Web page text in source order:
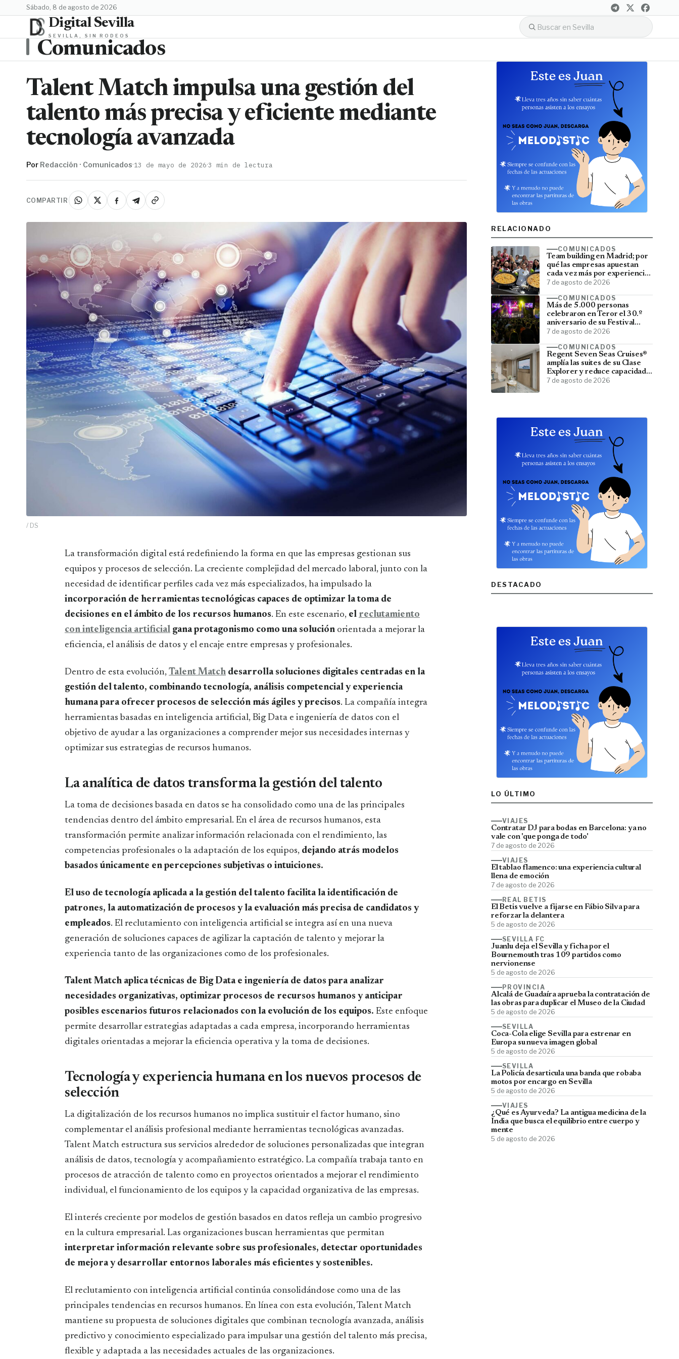
sábado, 8 de agosto de 2026
Digital Sevilla
SEVILLA, SIN RODEOS
Comunicados
Talent Match impulsa una gestión del
talento más precisa y eficiente mediante
tecnología avanzada
Por Redacción · Comunicados·13 de mayo de 2026·3 min de lectura
COMPARTIR
/ DS
La transformación digital está redefiniendo la forma en que las empresas gestionan sus
equipos y procesos de selección. La creciente complejidad del mercado laboral, junto con la
necesidad de identificar perfiles cada vez más especializados, ha impulsado la
incorporación de herramientas tecnológicas capaces de optimizar la toma de
decisiones en el ámbito de los recursos humanos. En este escenario, el reclutamiento
con inteligencia artificial gana protagonismo como una solución orientada a mejorar la
eficiencia, el análisis de datos y el encaje entre empresas y profesionales.
Dentro de esta evolución, Talent Match desarrolla soluciones digitales centradas en la
gestión del talento, combinando tecnología, análisis competencial y experiencia
humana para ofrecer procesos de selección más ágiles y precisos. La compañía integra
herramientas basadas en inteligencia artificial, Big Data e ingeniería de datos con el
objetivo de ayudar a las organizaciones a comprender mejor sus necesidades internas y
optimizar sus estrategias de recursos humanos.
La analítica de datos transforma la gestión del talento
La toma de decisiones basada en datos se ha consolidado como una de las principales
tendencias dentro del ámbito empresarial. En el área de recursos humanos, esta
transformación permite analizar información relacionada con el rendimiento, las
competencias profesionales o la adaptación de los equipos, dejando atrás modelos
basados únicamente en percepciones subjetivas o intuiciones.
El uso de tecnología aplicada a la gestión del talento facilita la identificación de
patrones, la automatización de procesos y la evaluación más precisa de candidatos y
empleados. El reclutamiento con inteligencia artificial se integra así en una nueva
generación de soluciones capaces de agilizar la captación de talento y mejorar la
experiencia tanto de las organizaciones como de los profesionales.
Talent Match aplica técnicas de Big Data e ingeniería de datos para analizar
necesidades organizativas, optimizar procesos de recursos humanos y anticipar
posibles escenarios futuros relacionados con la evolución de los equipos. Este enfoque
permite desarrollar estrategias adaptadas a cada empresa, incorporando herramientas
digitales orientadas a mejorar la eficiencia operativa y la toma de decisiones.
Tecnología y experiencia humana en los nuevos procesos de
selección
La digitalización de los recursos humanos no implica sustituir el factor humano, sino
complementar el análisis profesional mediante herramientas tecnológicas avanzadas.
Talent Match estructura sus servicios alrededor de soluciones personalizadas que integran
análisis de datos, tecnología y acompañamiento estratégico. La compañía trabaja tanto en
procesos de atracción de talento como en proyectos orientados a mejorar el rendimiento
individual, el funcionamiento de los equipos y la capacidad organizativa de las empresas.
El interés creciente por modelos de gestión basados en datos refleja un cambio progresivo
en la cultura empresarial. Las organizaciones buscan herramientas que permitan
interpretar información relevante sobre sus profesionales, detectar oportunidades
de mejora y desarrollar entornos laborales más eficientes y sostenibles.
El reclutamiento con inteligencia artificial continúa consolidándose como una de las
principales tendencias en recursos humanos. En línea con esta evolución, Talent Match
mantiene su propuesta de soluciones digitales que combinan tecnología avanzada, análisis
predictivo y conocimiento especializado para impulsar una gestión del talento más precisa,
flexible y adaptada a las necesidades actuales de las organizaciones.
RELACIONADO
COMUNICADOS
Team building en Madrid; por
qué las empresas apuestan
cada vez más por experiencias
que fortalecen sus equipos
7 de agosto de 2026
COMUNICADOS
Más de 5.000 personas
celebraron en Teror el 30.º
aniversario de su Festival
Latino
7 de agosto de 2026
COMUNICADOS
Regent Seven Seas Cruises®
amplía las suites de su Clase
Explorer y reduce capacidad;
menos pasajeros, más espacio
7 de agosto de 2026
DESTACADO
LO ÚLTIMO
VIAJES
Contratar DJ para bodas en Barcelona: ya no
vale con 'que ponga de todo'
7 de agosto de 2026
VIAJES
El tablao flamenco: una experiencia cultural
llena de emoción
7 de agosto de 2026
REAL BETIS
El Betis vuelve a fijarse en Fábio Silva para
reforzar la delantera
5 de agosto de 2026
SEVILLA FC
Juanlu deja el Sevilla y ficha por el
Bournemouth tras 109 partidos como
nervionense
5 de agosto de 2026
PROVINCIA
Alcalá de Guadaíra aprueba la contratación de
las obras para duplicar el Museo de la Ciudad
5 de agosto de 2026
SEVILLA
Coca-Cola elige Sevilla para estrenar en
Europa su nueva imagen global
5 de agosto de 2026
SEVILLA
La Policía desarticula una banda que robaba
motos por encargo en Sevilla
5 de agosto de 2026
VIAJES
¿Qué es Ayurveda? La antigua medicina de la
India que busca el equilibrio entre cuerpo y
mente
5 de agosto de 2026